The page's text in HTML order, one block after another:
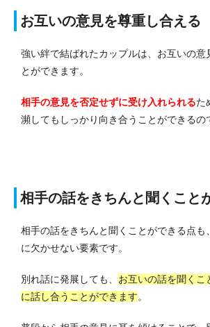
お互いの意見を尊重し合える
強い絆で結ばれたカップルは、お互いの意
とができます。
相手の意見を否定せずに受け入れられるた
瀕してもしっかり向き合うことができるの
相手の話をきちんと聞くこと
相手の話をきちんと聞くことができる点も
に欠かせない要素です。
別れ話に発展しても、 お互いの話を聞くこ
に話し合うことができます。